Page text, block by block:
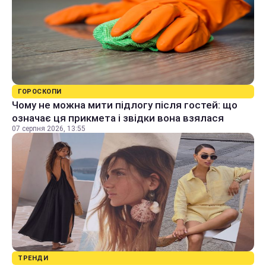
ГОРОСКОПИ
Чому не можна мити підлогу після гостей: що
означає ця прикмета і звідки вона взялася
07 серпня 2026, 13:55
ТРЕНДИ